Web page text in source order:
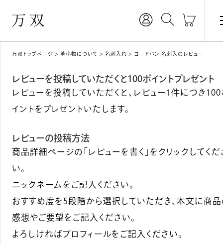
万双トップページ 革小物について 名刺入れ コードバン 名刺入のレビュー
レビューを投稿していただくと100ポイントプレゼント
レビューを投稿していただくと、レビュー1件につき
イントをプレゼントいたします。
レビューの投稿方法
商品詳細ページの「レビューを書く」をクリックしてくだ
い。
ニックネームをご記入ください。
おすすめ度を5段階から選択していただき、本文に商
感想やご要望をご記入ください。
よろしければプロフィールをご記入ください。